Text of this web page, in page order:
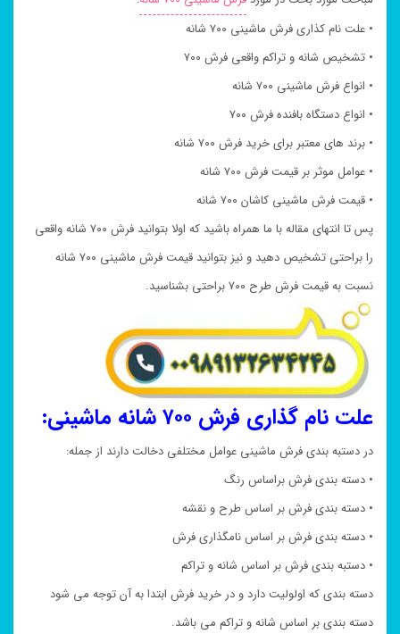
• علت نام کذاری فرش ماشینی ۷۰۰ شانه
• تشخیص شانه و تراکم واقعی فرش ۷۰۰
• انواع فرش ماشینی ۷۰۰ شانه
• انواع دستگاه بافنده فرش ۷۰۰
• برند های معتبر برای خرید فرش ۷۰۰ شانه
• عوامل موثر بر قیمت فرش ۷۰۰ شانه
• قیمت فرش ماشینی کاشان ۷۰۰ شانه
پس تا انتهای مقاله با ما همراه باشید که اولا بتوانید فرش ۷۰۰ شانه واقعی
را براحتی تشخیص دهید و نیز بتوانید قیمت فرش ماشینی ۷۰۰ شانه
نسبت به قیمت فرش طرح ۷۰۰ براحتی بشناسید.
علت نام گذاری فرش ۷۰۰ شانه ماشینی:
در دستبه بندی فرش ماشینی عوامل مختلفی دخالت دارند از جمله:
• دسته بندی فرش براساس رنگ
• دسته بندی فرش بر اساس طرح و نقشه
• دسته بندی فرش بر اساس نامگذاری فرش
• دستبه بندی فرش بر اساس شانه و تراکم
دسته بندی که اولولیت دارد و در خرید فرش ابتدا به آن توجه می شود
دسته بندی بر اساس شانه و تراکم می باشد.